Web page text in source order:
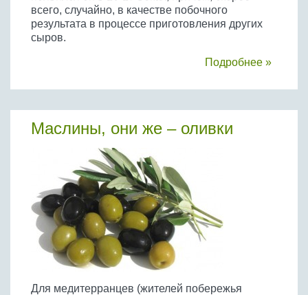
всего, случайно, в качестве побочного
результата в процессе приготовления других
сыров.
Подробнее »
Маслины, они же – оливки
Для медитерранцев (жителей побережья